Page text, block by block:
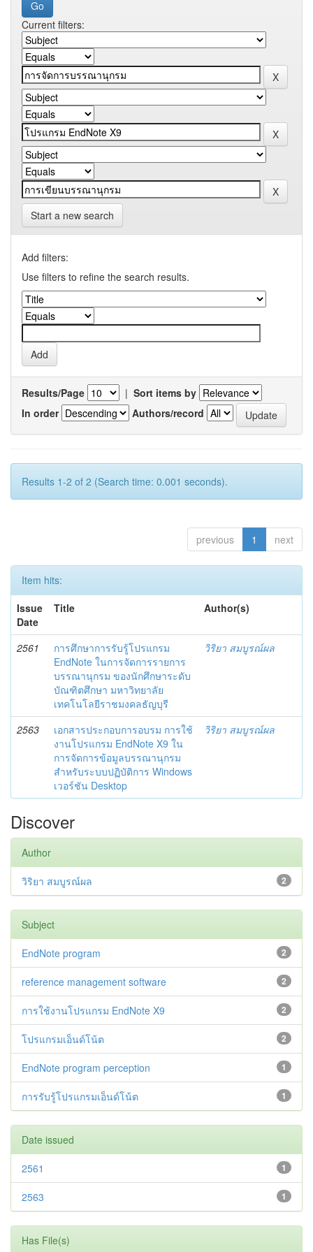
Current filters:
Start a new search
Add filters:
Use filters to refine the search results.
Results/Page | Sort items by
In order
Authors/record
Results 1-2 of 2 (Search time: 0.001 seconds).
previous 1 next
Item hits:
Issue
Date
Title Author(s)
2561
การศึกษาการรับรู้โปรแกรม
EndNote ในการจัดการรายการ
บรรณานุกรม ของนักศึกษาระดับ
บัณฑิตศึกษา มหาวิทยาลัย
เทคโนโลยีราชมงคลธัญบุรี
วิริยา สมบูรณ์ผล
2563
เอกสารประกอบการอบรม การใช้
งานโปรแกรม EndNote X9 ใน
การจัดการข้อมูลบรรณานุกรม
สำหรับระบบปฏิบัติการ Windows
เวอร์ชัน Desktop
วิริยา สมบูรณ์ผล
Discover
Author
2
วิริยา สมบูรณ์ผล
Subject
2
EndNote program
2
reference management software
2
การใช้งานโปรแกรม EndNote X9
2
โปรแกรมเอ็นด์โน้ต
1
EndNote program perception
1
การรับรู้โปรแกรมเอ็นด์โน้ต
Date issued
1
2561
1
2563
Has File(s)